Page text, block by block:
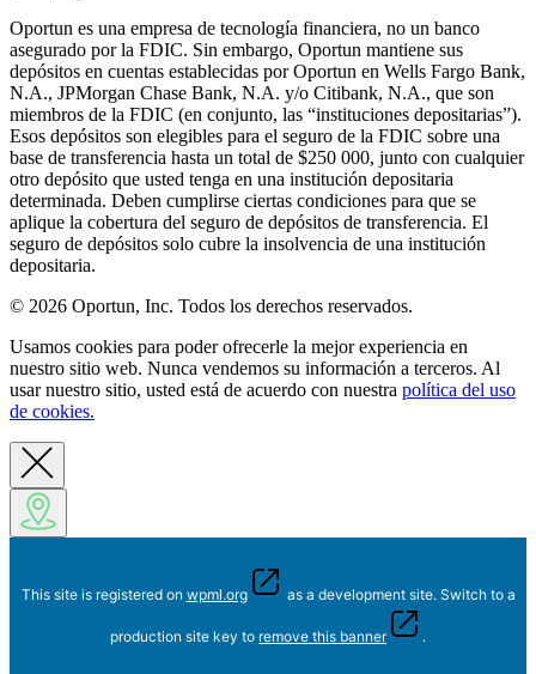
Oportun es una empresa de tecnología financiera, no un banco
asegurado por la FDIC. Sin embargo, Oportun mantiene sus
depósitos en cuentas establecidas por Oportun en Wells Fargo Bank,
N.A., JPMorgan Chase Bank, N.A. y/o Citibank, N.A., que son
miembros de la FDIC (en conjunto, las “instituciones depositarias”).
Esos depósitos son elegibles para el seguro de la FDIC sobre una
base de transferencia hasta un total de $250 000, junto con cualquier
otro depósito que usted tenga en una institución depositaria
determinada. Deben cumplirse ciertas condiciones para que se
aplique la cobertura del seguro de depósitos de transferencia. El
seguro de depósitos solo cubre la insolvencia de una institución
depositaria.
© 2026 Oportun, Inc. Todos los derechos reservados.
Usamos cookies para poder ofrecerle la mejor experiencia en
nuestro sitio web. Nunca vendemos su información a terceros. Al
usar nuestro sitio, usted está de acuerdo con nuestra política del uso
de cookies.
This site is registered on wpml.org as a development site. Switch to a
production site key to remove this banner .